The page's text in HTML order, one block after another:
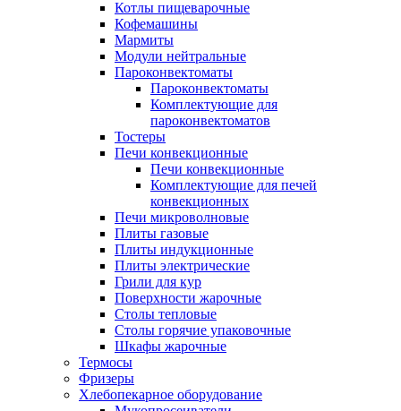
Котлы пищеварочные
Кофемашины
Мармиты
Модули нейтральные
Пароконвектоматы
Пароконвектоматы
Комплектующие для
пароконвектоматов
Тостеры
Печи конвекционные
Печи конвекционные
Комплектующие для печей
конвекционных
Печи микроволновые
Плиты газовые
Плиты индукционные
Плиты электрические
Грили для кур
Поверхности жарочные
Столы тепловые
Столы горячие упаковочные
Шкафы жарочные
Термосы
Фризеры
Хлебопекарное оборудование